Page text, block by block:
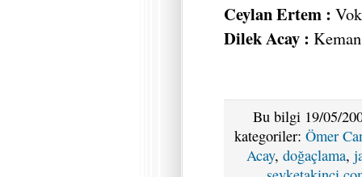
Ceylan Ertem :
Dilek Acay : Keman
Bu bilgi 19/05/
kategoriler: Ömer
Acay, doğaçlama,